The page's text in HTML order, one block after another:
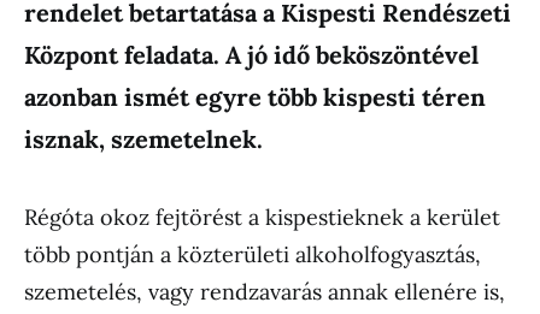
rendelet betartatása a Kispesti Rendészeti
Központ feladata. A jó idő beköszöntével
azonban ismét egyre több kispesti téren
isznak, szemetelnek.
Régóta okoz fejtörést a kispestieknek a kerület
több pontján a közterületi alkoholfogyasztás,
szemetelés, vagy rendzavarás annak ellenére is,